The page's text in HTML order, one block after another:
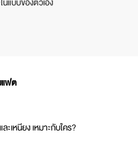
นแบบของตัวเอง
แฟต
ะเหนียง เหมาะกับใคร?